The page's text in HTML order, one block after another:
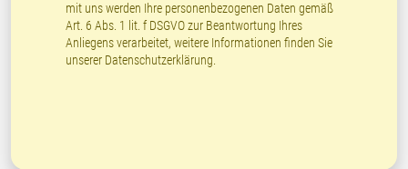
mit uns werden Ihre personenbezogenen Daten gemäß
Art. 6 Abs. 1 lit. f DSGVO zur Beantwortung Ihres
Anliegens verarbeitet, weitere Informationen finden Sie
unserer Datenschutzerklärung